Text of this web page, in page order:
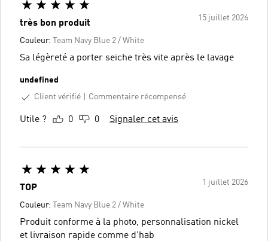
15 juillet 2026
très bon produit
Couleur: Team Navy Blue 2 / White
Sa légèreté a porter seiche très vite après le lavage
undefined
Client vérifié
Commentaire récompensé
Utile ? 0 0 Signaler cet avis
1 juillet 2026
TOP
Couleur: Team Navy Blue 2 / White
Produit conforme à la photo, personnalisation nickel
et livraison rapide comme d'hab